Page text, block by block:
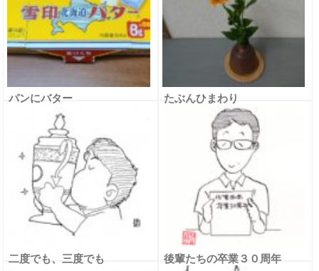
パンにバター たぶんひまわり
二度でも、三度でも 後輩たちの卒業３０周年